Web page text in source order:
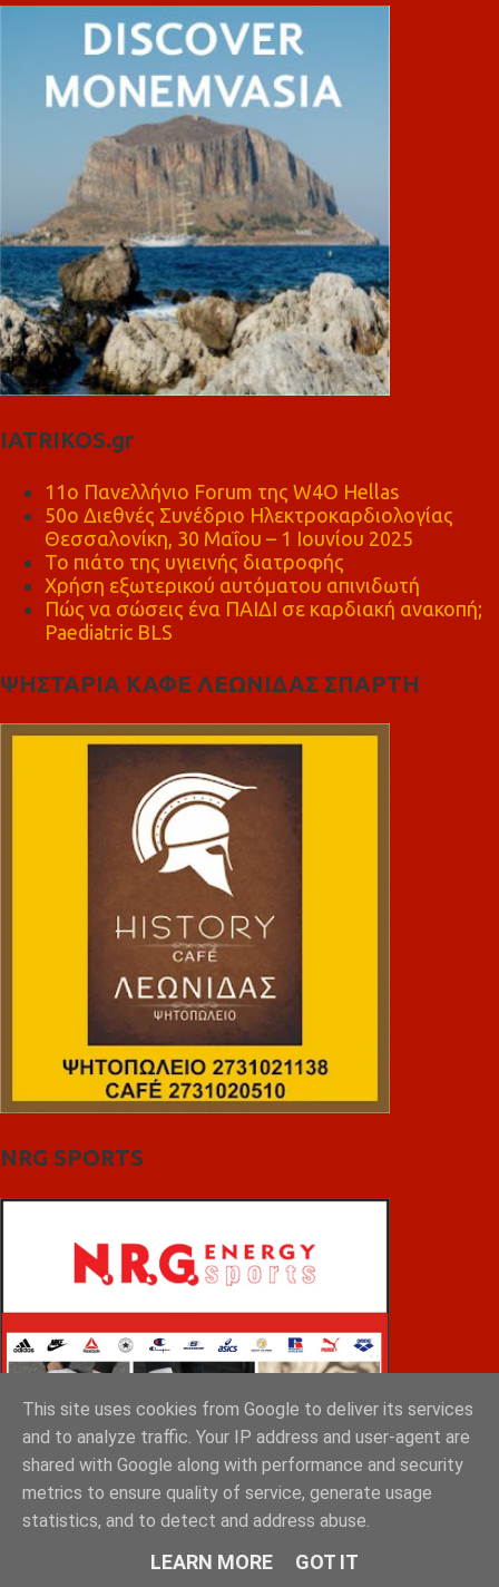
IATRIKOS.gr
11ο Πανελλήνιο Forum της W4O Hellas
50ο Διεθνές Συνέδριο Ηλεκτροκαρδιολογίας
Θεσσαλονίκη, 30 Μαΐου – 1 Ιουνίου 2025
Το πιάτο της υγιεινής διατροφής
Χρήση εξωτερικού αυτόματου απινιδωτή
Πώς να σώσεις ένα ΠΑΙΔΙ σε καρδιακή ανακοπή;
Paediatric BLS
ΨΗΣΤΑΡΙΑ ΚΑΦΕ ΛΕΩΝΙΔΑΣ ΣΠΑΡΤΗ
NRG SPORTS
This site uses cookies from Google to deliver its services
and to analyze traffic. Your IP address and user-agent are
shared with Google along with performance and security
metrics to ensure quality of service, generate usage
statistics, and to detect and address abuse.
LEARN MORE GOT IT